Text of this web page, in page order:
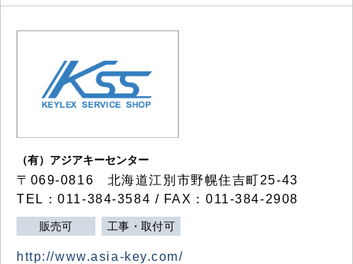
（有）アジアキーセンター
〒069-0816 北海道江別市野幌住吉町25-43
TEL：011-384-3584 / FAX：011-384-2908
販売可 工事・取付可
http://www.asia-key.com/